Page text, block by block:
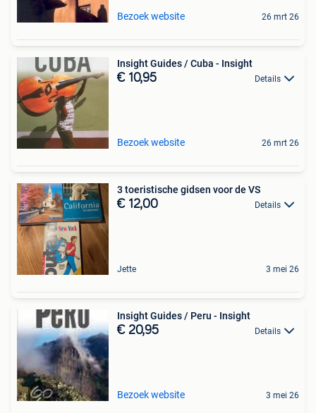
Bezoek website 26 mrt 26
Insight Guides / Cuba - Insight
€ 10,95 Details
Bezoek website 26 mrt 26
3 toeristische gidsen voor de VS
€ 12,00 Details
Jette 3 mei 26
Insight Guides / Peru - Insight
€ 20,95 Details
Bezoek website 3 mei 26